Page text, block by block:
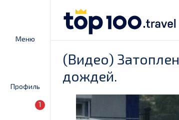
Меню
Профиль
1
(Видео)
дождей.